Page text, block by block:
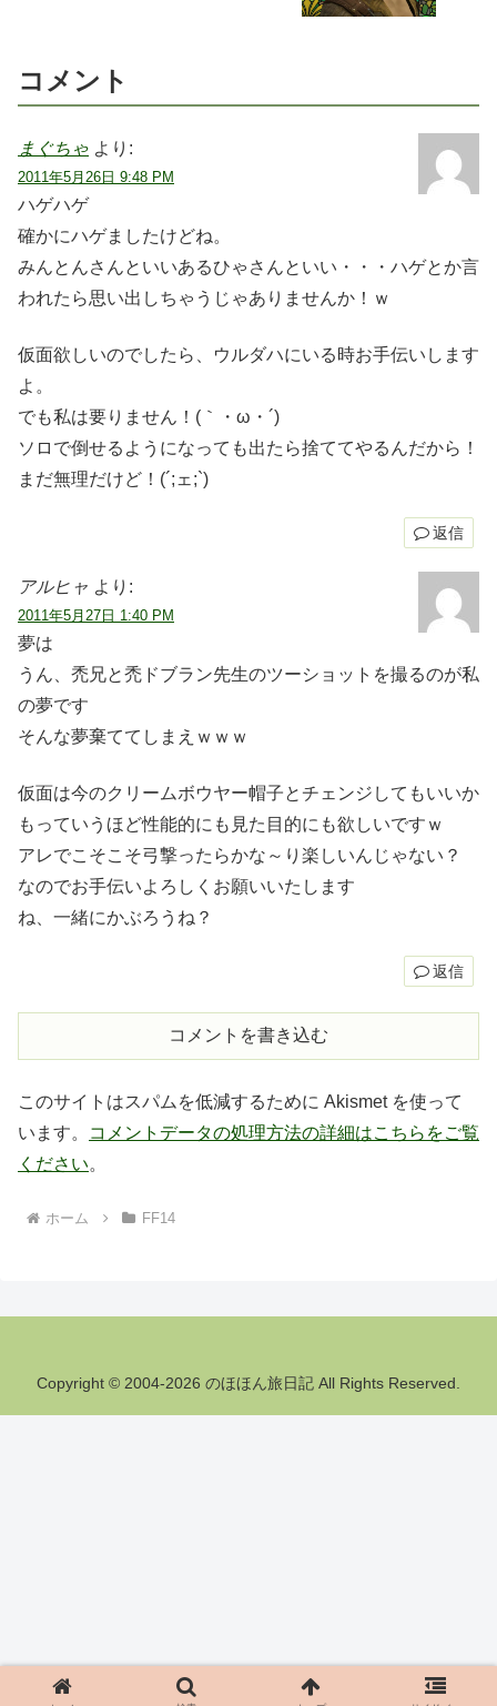
コメント
まぐちゃ より:
2011年5月26日 9:48 PM
ハゲハゲ
確かにハゲましたけどね。
みんとんさんといいあるひゃさんといい・・・ハゲとか言
われたら思い出しちゃうじゃありませんか！ｗ
仮面欲しいのでしたら、ウルダハにいる時お手伝いします
よ。
でも私は要りません！(｀・ω・´)
ソロで倒せるようになっても出たら捨ててやるんだから！
まだ無理だけど！(´;ェ;`)
返信
アルヒャ より:
2011年5月27日 1:40 PM
夢は
うん、禿兄と禿ドブラン先生のツーショットを撮るのが私
の夢です
そんな夢棄ててしまえｗｗｗ
仮面は今のクリームボウヤー帽子とチェンジしてもいいか
もっていうほど性能的にも見た目的にも欲しいですｗ
アレでこそこそ弓撃ったらかな～り楽しいんじゃない？
なのでお手伝いよろしくお願いいたします
ね、一緒にかぶろうね？
返信
コメントを書き込む
このサイトはスパムを低減するために Akismet を使って
います。
コメントデータの処理方法の詳細はこちらをご覧
ください。
ホーム FF14
Copyright © 2004-2026 のほほん旅日記 All Rights Reserved.